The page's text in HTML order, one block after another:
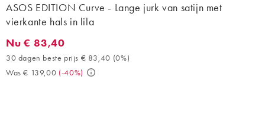
ASOS EDITION Curve - Lange jurk van satijn met
vierkante hals in lila
Nu € 83,40. 30 dagen beste prijs € 83,40 (0%). Was € 139,00.
Nu € 83,40
30 dagen beste prijs € 83,40 (0%)
Was € 139,00 (-40%)